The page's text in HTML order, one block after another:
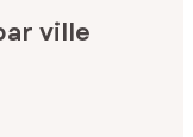
ville